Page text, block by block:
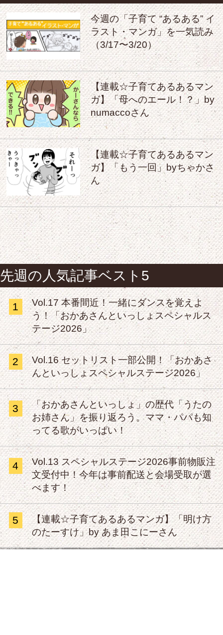
今週の「子育て “あるある” イ
ラスト・マンガ」を一気読み
（3/17〜3/20）
【連載☆子育てあるあるマン
ガ】「母へのエール！？」by
numaccoさん
【連載☆子育てあるあるマン
ガ】「もう一回」byちゃかさ
ん
先週の人気記事ベスト5
1
Vol.17 本番間近！一緒にダンスを覚えよ
う！「おかあさんといっしょスペシャルス
テージ2026」
2
Vol.16 セットリスト一部公開！「おかあさ
んといっしょスペシャルステージ2026」
3
「おかあさんといっしょ」の歴代「うたの
お姉さん」を振り返ろう。ママ・パパも知
ってる歌がいっぱい！
4
Vol.13 スペシャルステージ2026事前物販注
文受付中！今年は事前配送と会場受取が選
べます！
5
【連載☆子育てあるあるマンガ】「明け方
のたーすけ」by あま田こにーさん